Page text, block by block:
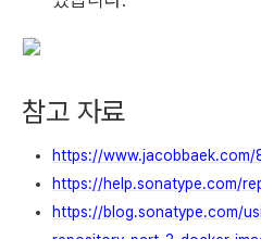
참고 자료
https://www.jacobbaek.com/
https://help.sonatype.com/
https://blog.sonatype.com/